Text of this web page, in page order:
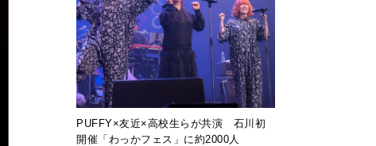
PUFFY×友近×高校生らが共演 石川初
開催「わっかフェス」に約2000人